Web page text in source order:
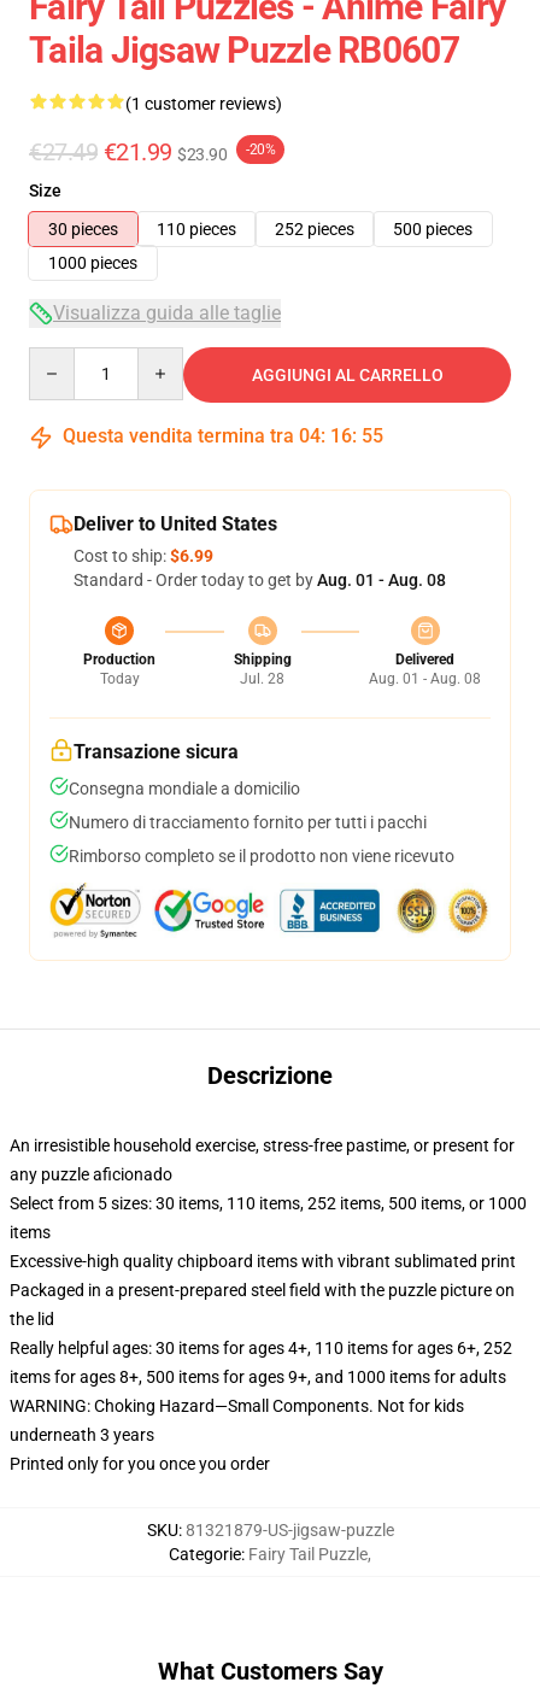
Taila Jigsaw Puzzle RB0607
(1 customer reviews)
€27.49 €21.99 $23.90 -20%
Size
30 pieces
110 pieces 252 pieces
500 pieces
1000 pieces
Visualizza guida alle taglie
AGGIUNGI AL CARRELLO
Questa vendita termina tra 04: 16: 54
Deliver to United States
Cost to ship:$6.99
Standard - Order today to get byAug. 01 - Aug. 08
Production
Today
Shipping
Jul. 28
Delivered
Aug. 01 - Aug. 08
Transazione sicura
Consegna mondiale a domicilio
Numero di tracciamento fornito per tutti i pacchi
Rimborso completo se il prodotto non viene ricevuto
Descrizione
An irresistible household exercise, stress-free pastime, or present for
any puzzle aficionado
Select from 5 sizes: 30 items, 110 items, 252 items, 500 items, or 1000
items
Excessive-high quality chipboard items with vibrant sublimated print
Packaged in a present-prepared steel field with the puzzle picture on
the lid
Really helpful ages: 30 items for ages 4+, 110 items for ages 6+, 252
items for ages 8+, 500 items for ages 9+, and 1000 items for adults
WARNING: Choking Hazard—Small Components. Not for kids
underneath 3 years
Printed only for you once you order
SKU:81321879-US-jigsaw-puzzle
Categorie: Fairy Tail Puzzle,
What Customers Say